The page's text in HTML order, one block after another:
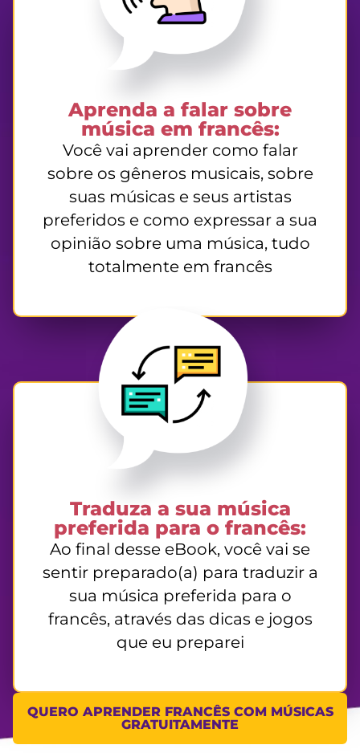
Aprenda a falar sobre
música em francês:
Você vai aprender como falar
sobre os gêneros musicais, sobre
suas músicas e seus artistas
preferidos e como expressar a sua
opinião sobre uma música, tudo
totalmente em francês
Traduza a sua música
preferida para o francês:
Ao final desse eBook, você vai se
sentir preparado(a) para traduzir a
sua música preferida para o
francês, através das dicas e jogos
que eu preparei
QUERO APRENDER FRANCÊS COM MÚSICAS
GRATUITAMENTE